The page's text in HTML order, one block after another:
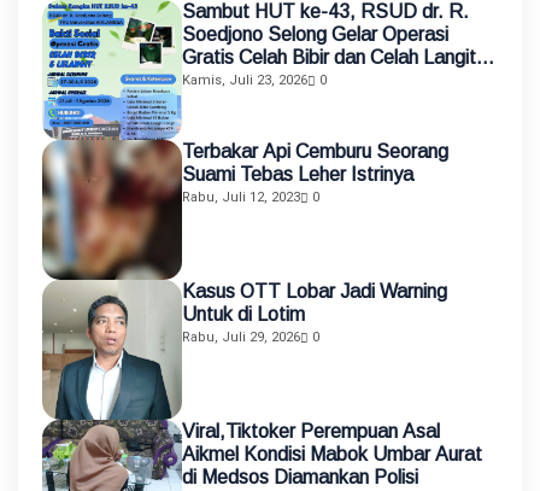
Sambut HUT ke-43, RSUD dr. R.
Soedjono Selong Gelar Operasi
Gratis Celah Bibir dan Celah Langit-
Langit
Kamis, Juli 23, 2026 0
Terbakar Api Cemburu Seorang
Suami Tebas Leher Istrinya
Rabu, Juli 12, 2023 0
Kasus OTT Lobar Jadi Warning
Untuk di Lotim
Rabu, Juli 29, 2026 0
Viral,Tiktoker Perempuan Asal
Aikmel Kondisi Mabok Umbar Aurat
di Medsos Diamankan Polisi